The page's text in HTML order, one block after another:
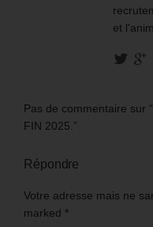
et
Pas de commentaire sur
FIN 2025.”
Répondre
Votre adresse mais ne
marked *